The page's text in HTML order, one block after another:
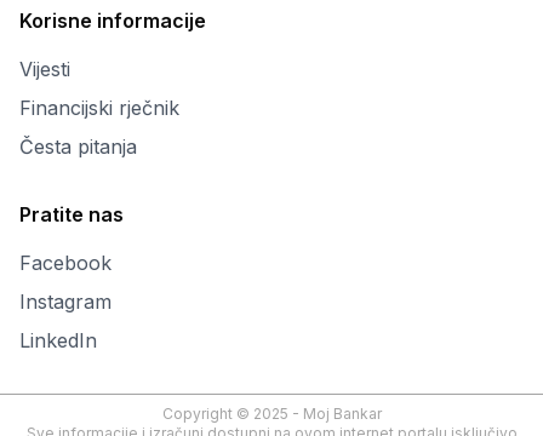
Korisne informacije
Vijesti
Financijski rječnik
Česta pitanja
Pratite nas
Facebook
Instagram
LinkedIn
Copyright © 2025 - Moj Bankar